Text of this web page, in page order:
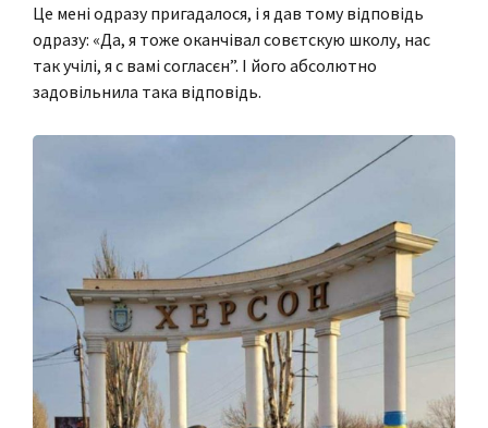
Це мені одразу пригадалося, і я дав тому відповідь
одразу: «Да, я тоже оканчівал совєтскую школу, нас
так учілі, я с вамі согласєн”. І його абсолютно
задовільнила така відповідь.